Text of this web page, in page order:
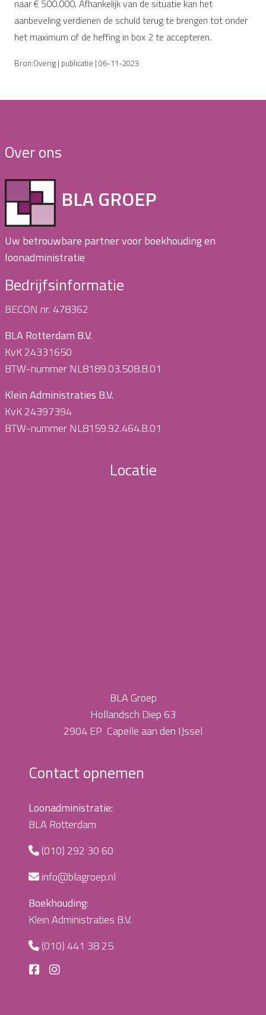
naar € 500.000. Afhankelijk van de situatie kan het
aanbeveling verdienen de schuld terug te brengen tot onder
het maximum of de heffing in box 2 te accepteren.
Bron:Overig | publicatie | 06-11-2023
Over ons
BLA GROEP
Uw betrouwbare partner voor boekhouding en
loonadministratie
Bedrijfsinformatie
BECON nr. 478362
BLA Rotterdam B.V.
KvK 24331650
BTW-nummer NL8189.03.508.B.01
Klein Administraties B.V.
KvK 24397394
BTW-nummer NL8159.92.464.B.01
Locatie
BLA Groep
Hollandsch Diep 63
2904 EP Capelle aan den IJssel
Contact opnemen
Loonadministratie:
BLA Rotterdam
(010) 292 30 60
info@blagroep.nl
Boekhouding:
Klein Administraties B.V.
(010) 441 38 25